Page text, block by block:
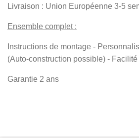
Livraison : Union Européenne 3-5
Ensemble complet :
Instructions de montage -
(Auto-construction possible) -
Garantie 2 ans